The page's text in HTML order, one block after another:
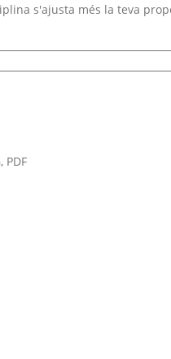
s'ajusta més la teva
PDF